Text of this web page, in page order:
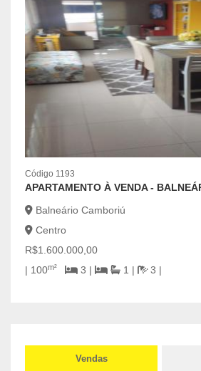
Código 1193
APARTAMENTO À VENDA -
Balneário Camboriú
Centro
R$1.600.000,00
| 100m² 3 | 1 | 3 |
Vendas